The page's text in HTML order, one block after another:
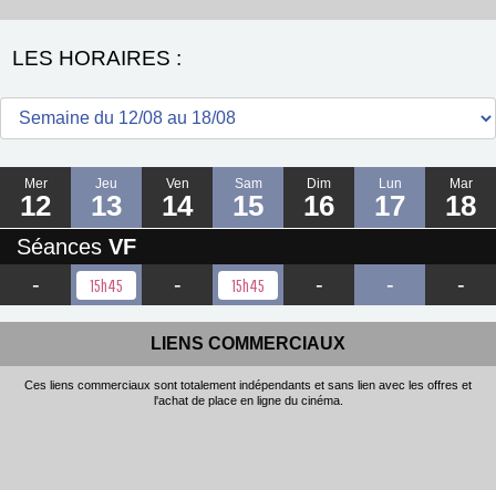
LES HORAIRES :
Mer
12
Jeu
13
Ven
14
Sam
15
Dim
16
Lun
17
Mar
18
Séances VF
-
15h45 - 15h45 - - -
LIENS COMMERCIAUX
Ces liens commerciaux sont totalement indépendants et sans lien avec les offres et
l'achat de place en ligne du cinéma.